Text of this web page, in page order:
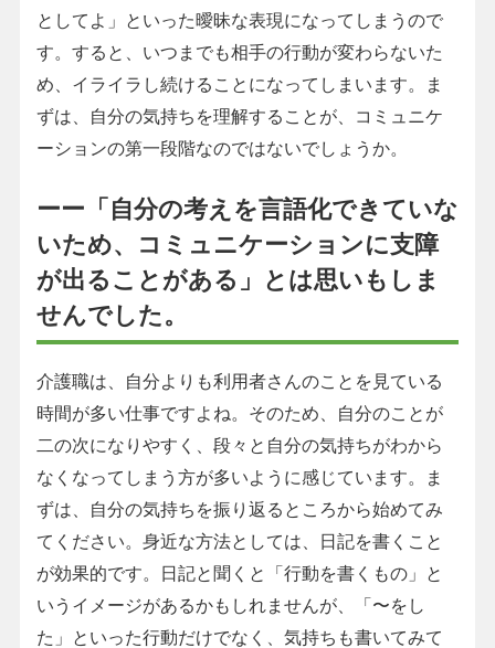
としてよ」といった曖昧な表現になってしまうので
す。すると、いつまでも相手の行動が変わらないた
め、イライラし続けることになってしまいます。ま
ずは、自分の気持ちを理解することが、コミュニケ
ーションの第一段階なのではないでしょうか。
ーー「自分の考えを言語化できていな
いため、コミュニケーションに支障
が出ることがある」とは思いもしま
せんでした。
介護職は、自分よりも利用者さんのことを見ている
時間が多い仕事ですよね。そのため、自分のことが
二の次になりやすく、段々と自分の気持ちがわから
なくなってしまう方が多いように感じています。ま
ずは、自分の気持ちを振り返るところから始めてみ
てください。身近な方法としては、日記を書くこと
が効果的です。日記と聞くと「行動を書くもの」と
いうイメージがあるかもしれませんが、「〜をし
た」といった行動だけでなく、気持ちも書いてみて